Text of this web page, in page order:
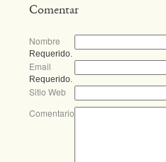
Comentar
Nombre
Requerido.
Email
Requerido.
Sitio Web
Comentario